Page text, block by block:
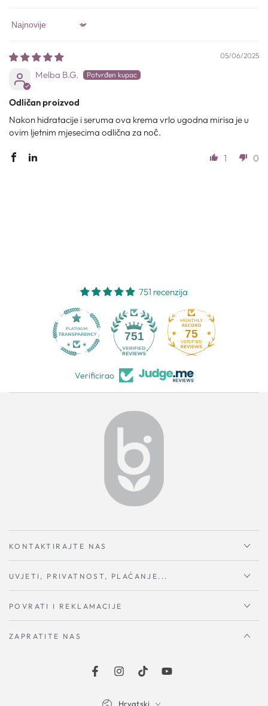
Sort by
05/06/2025
Melba B.G.
Odličan proizvod
Nakon hidratacije i seruma ova krema vrlo ugodna mirisa je u
ovim ljetnim mjesecima odlična za noĉ.
1 0
751 recenzija
751 75
Verificirao
KONTAKTIRAJTE NAS
UVJETI, PRIVATNOST, PLAĆANJE...
POVRATI I REKLAMACIJE
ZAPRATITE NAS
FacebookInstagramTikTokYouTube
Hrvatski